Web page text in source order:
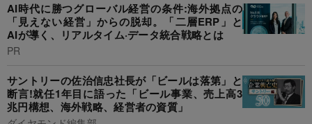
AI時代に勝つグローバル経営の条件:海外拠点の
「見えない経営」からの脱却。「二層ERP」と
AIが導く、リアルタイム·データ統合戦略とは
PR
サントリーの佐治信忠社長が「ビールは落第」と
断言!就任1年目に語った「ビール事業、売上高3
兆円構想、海外戦略、経営者の資質」